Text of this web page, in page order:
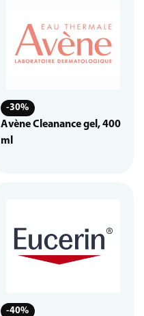
-30%
Avène Cleanance gel, 400
ml
-40%